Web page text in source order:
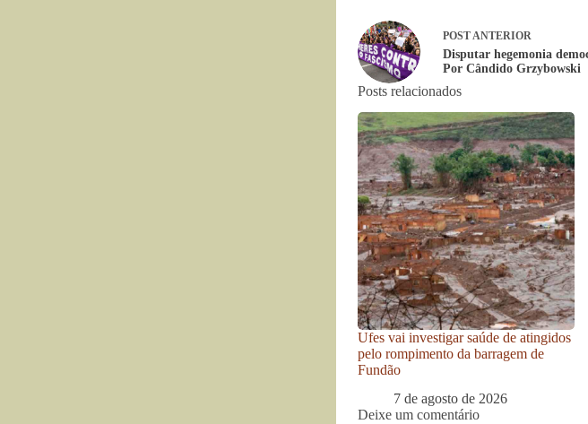
POSTANTERIOR
Disputar hegemonia
Por Cândido Grzybowski
Posts relacionados
Ufes vai investigar saúde de atingidos
pelo rompimento da barragem de
Fundão
7 de agosto de 2026
Deixe um comentário